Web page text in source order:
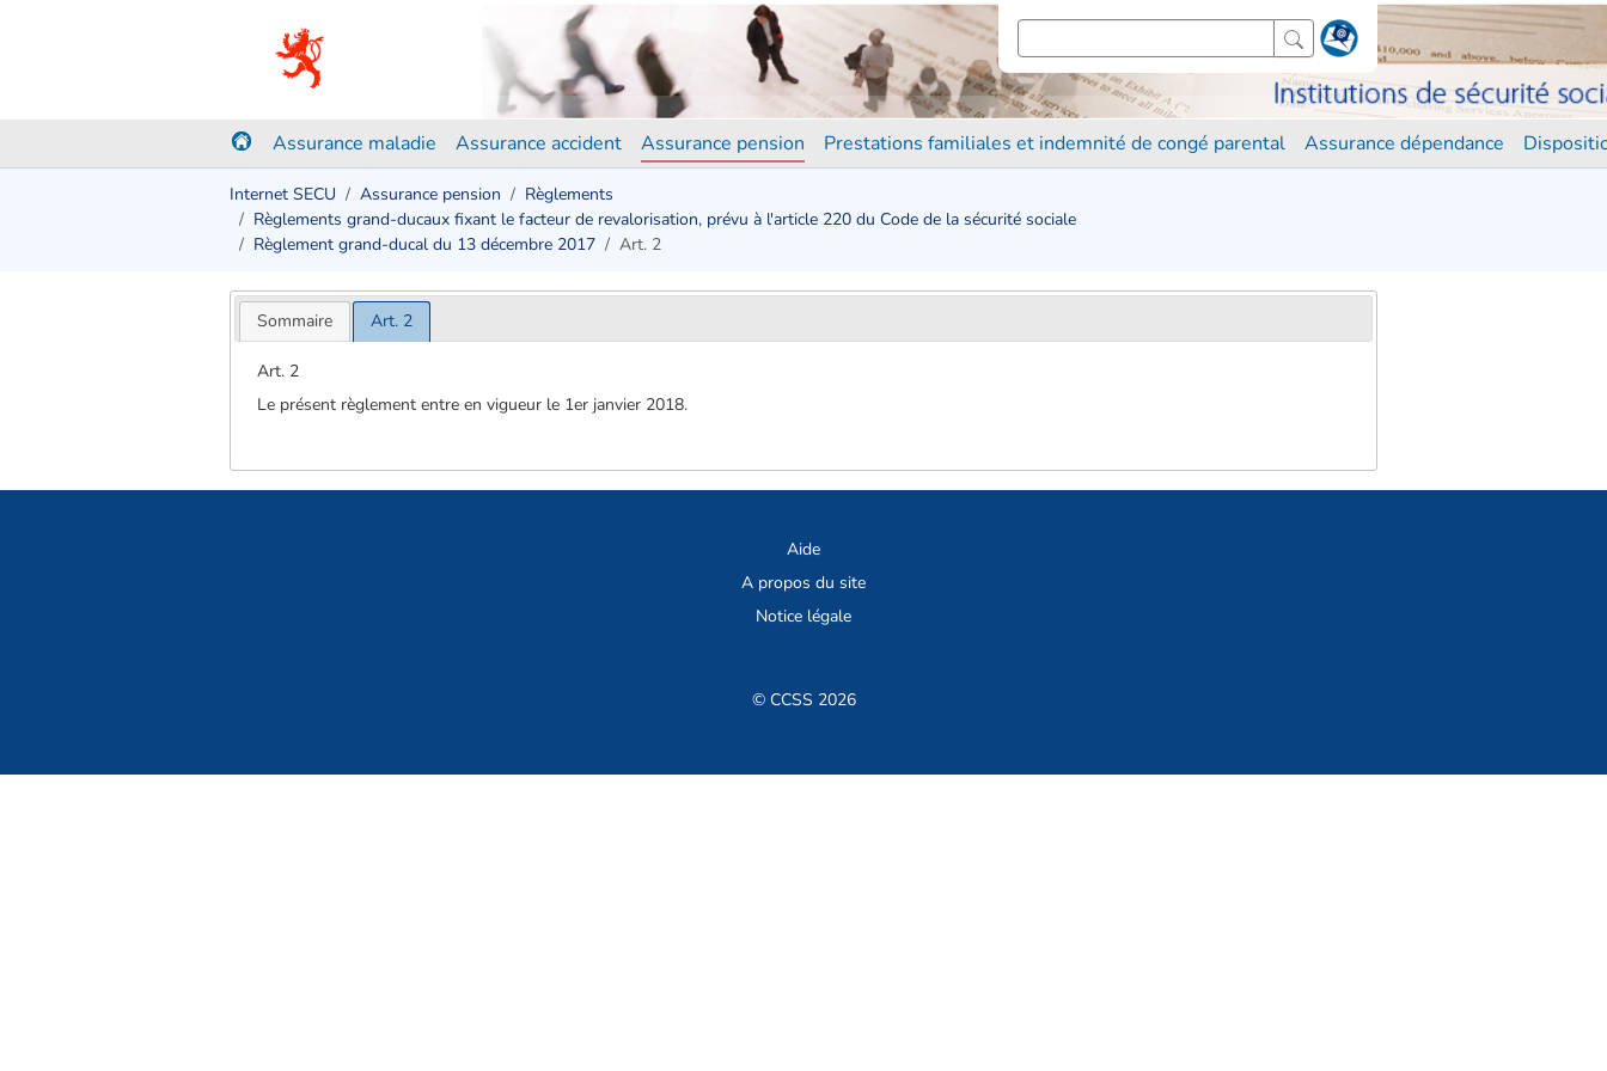
Assurance maladie Assurance accident Assurance pension Prestations familiales et indemnité de congé parental Assurance dépendance
Internet SECU Assurance pension
Règlements
Règlements grand-ducaux fixant le facteur de revalorisation, prévu à l'article 220 du Code de la sécurité sociale
Règlement grand-ducal du 13 décembre 2017
Art. 2
Sommaire Art. 2
Art. 2
Le présent règlement entre en vigueur le 1er janvier 2018.
Aide
A propos du site
Notice légale
© CCSS 2026